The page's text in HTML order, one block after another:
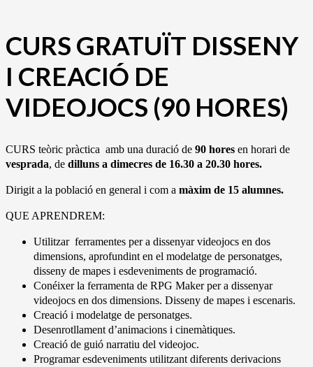
CURS GRATUÏT DISSENY
I CREACIÓ DE
VIDEOJOCS (90 HORES)
CURS teòric pràctica amb una duració de 90 hores en horari de
vesprada, de dilluns a dimecres de 16.30 a 20.30 hores.
Dirigit a la població en general i com a màxim de 15 alumnes.
QUE APRENDREM:
Utilitzar ferramentes per a dissenyar videojocs en dos
dimensions, aprofundint en el modelatge de personatges,
disseny de mapes i esdeveniments de programació.
Conéixer la ferramenta de RPG Maker per a dissenyar
videojocs en dos dimensions. Disseny de mapes i escenaris.
Creació i modelatge de personatges.
Desenrotllament d’animacions i cinemàtiques.
Creació de guió narratiu del videojoc.
Programar esdeveniments utilitzant diferents derivacions